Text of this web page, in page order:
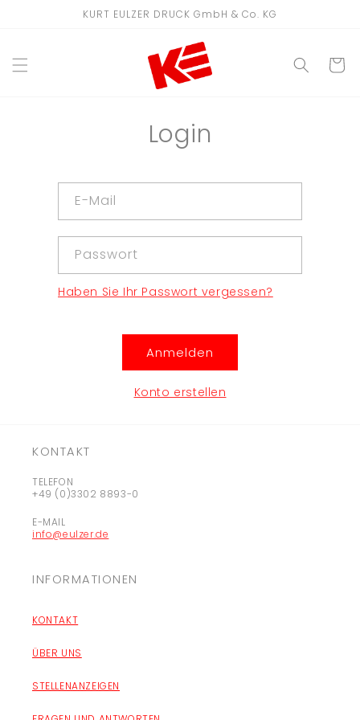
KURT EULZER DRUCK GmbH & Co. KG
Login
E-Mail
Passwort
Haben Sie Ihr Passwort vergessen?
Anmelden
Konto erstellen
KONTAKT
TELEFON
+49 (0)3302 8893-0
E-MAIL
info@eulzer.de
INFORMATIONEN
KONTAKT
ÜBER UNS
STELLENANZEIGEN